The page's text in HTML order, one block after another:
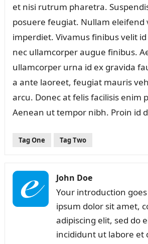
et nisi rutrum pharetra.
posuere feugiat. Nullam eleifend
imperdiet. Vivamus finibus velit
nec ullamcorper augue finibus.
ullamcorper urna id ex gravida
a ante laoreet, feugiat mauris
arcu. Donec at felis facilisis enim
Aenean ut tempor nibh. Proin id
Tag One Tag Two
John Doe
Your introduction
ipsum dolor sit amet,
adipiscing elit, sed do
incididunt ut labore et